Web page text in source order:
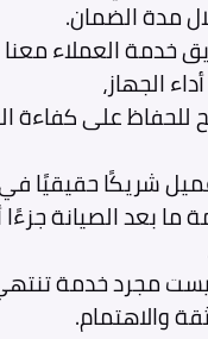
مدة الضمان.
خدمة العملاء
الجهاز،
على كفاءة
شريكًا حقيقيًا في
ما بعد الصيانة
مجرد خدمة
والاهتمام.